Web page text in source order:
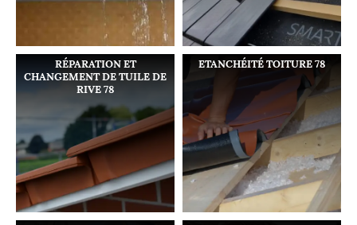
RÉPARATION ET
CHANGEMENT DE TUILE DE
RIVE 78
ETANCHÉITÉ TOITURE 78